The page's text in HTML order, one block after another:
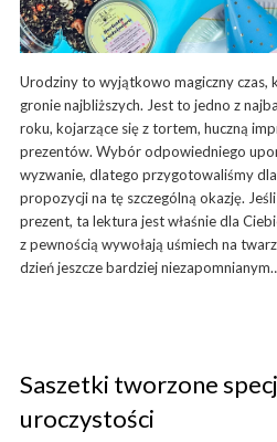
Urodziny to wyjątkowo magiczny czas,
gronie najbliższych. Jest to jedno z
roku, kojarzące się z tortem, huczną
prezentów. Wybór odpowiedniego
wyzwanie, dlatego przygotowaliśmy
propozycji na tę szczególną okazję.
prezent, ta lektura jest właśnie dla
z pewnością wywołają uśmiech na
dzień jeszcze bardziej
Saszetki tworzone
uroczystości